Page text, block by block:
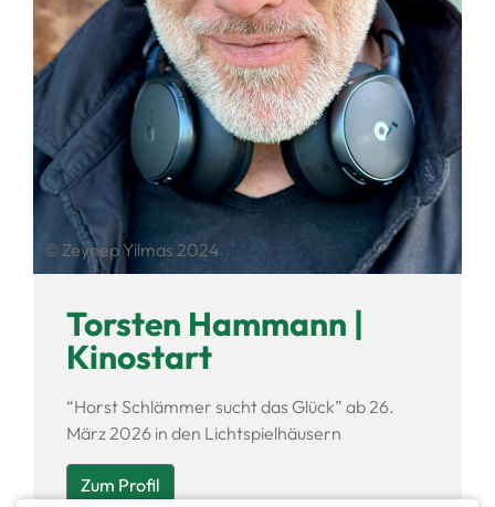
© Zeynep Yilmas 2024
Torsten Hammann |
Kinostart
“Horst Schlämmer sucht das Glück” ab 26.
März 2026 in den Lichtspielhäusern
Zum Profil